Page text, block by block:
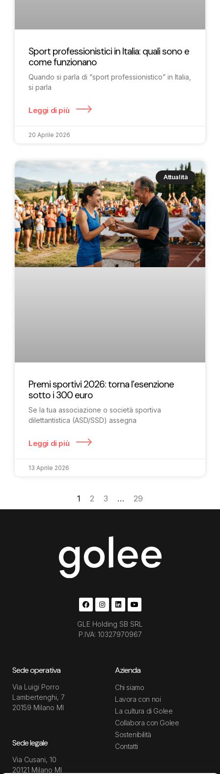
Sport professionistici in Italia: quali sono e
come funzionano
Quando si parla di “sport professionistico” in Italia,
si parla
Leggi di più
20 Aprile 2026
Attualità
Premi sportivi 2026: torna l’esenzione
sotto i 300 euro
Se la tua associazione o società sportiva
dilettantistica (ASD/SSD) assegna
Leggi di più
13 Aprile 2026
1 2 3 … 29
GLE Holding SB SRL
P.IVA: 10327970967
Sede operativa
Via Luigi Porro
Lambertenghi, 7
20159 Milano MI
Sede legale
Via Cusani, 10
20121 Milano MI
Azienda
Chi siamo
Lavora con noi
La cultura di Golee
Collabora con Golee
Sostenibilità
Contatti